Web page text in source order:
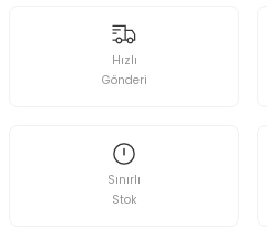
Hızlı
Gönderi
Sınırlı
Stok